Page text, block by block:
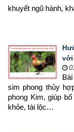
khuyết ngũ hành,
với
sim phong thủy
phong Kim, giúp
khỏe, tài lộc…